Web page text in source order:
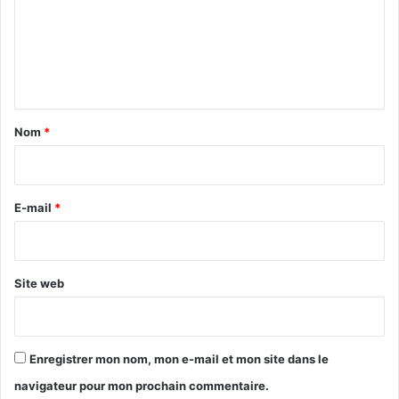
a
e
Nom *
E-mail *
Site web
Enregistrer mon nom, mon e-mail et mon site dans le
navigateur pour mon prochain commentaire.